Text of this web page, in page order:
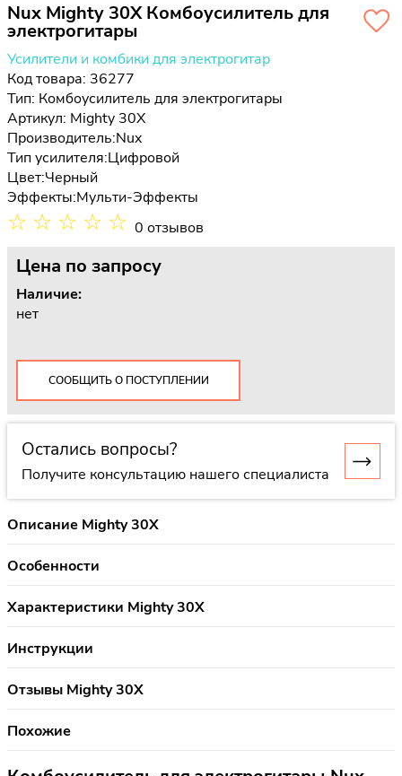
Nux Mighty 30X Комбоусилитель для
электрогитары
Усилители и комбики для электрогитар
Код товара: 36277
Тип: Комбоусилитель для электрогитары
Артикул: Mighty 30X
Производитель:Nux
Тип усилителя:Цифровой
Цвет:Черный
Эффекты:Мульти-Эффекты
☆ ☆ ☆ ☆ ☆ 0 отзывов
Цена по запросу
Наличие:
нет
СООБЩИТЬ О ПОСТУПЛЕНИИ
Остались вопросы?
Получите консультацию нашего специалиста
Описание Mighty 30X
Особенности
Характеристики Mighty 30X
Инструкции
Отзывы Mighty 30X
Похожие